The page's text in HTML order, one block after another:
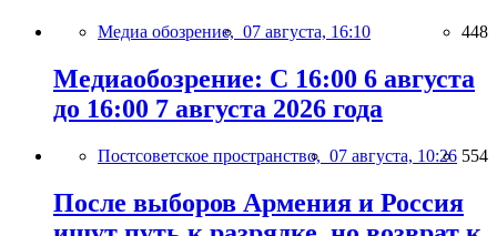
Медиа обозрение, 07 августа, 16:10 448
Медиаобозрение: С 16:00 6 августа
до 16:00 7 августа 2026 года
Постсоветское пространство, 07 августа, 10:26 554
После выборов Армения и Россия